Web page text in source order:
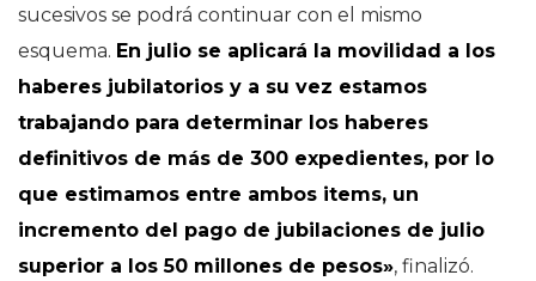
sucesivos se podrá continuar con el mismo
esquema. En julio se aplicará la movilidad a los
haberes jubilatorios y a su vez estamos
trabajando para determinar los haberes
definitivos de más de 300 expedientes, por lo
que estimamos entre ambos items, un
incremento del pago de jubilaciones de julio
superior a los 50 millones de pesos», finalizó.